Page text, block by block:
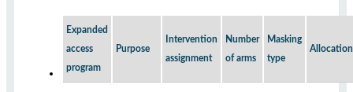
Expanded
access
program
Purpose
Intervention
assignment
Number
of arms
Masking
type
Allocation